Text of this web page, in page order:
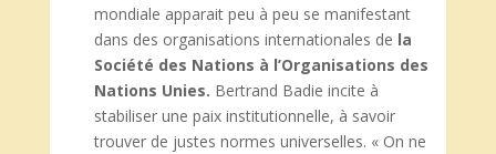
mondiale apparait peu à peu se manifestant
dans des organisations internationales de la
Société des Nations à l’Organisations des
Nations Unies. Bertrand Badie incite à
stabiliser une paix institutionnelle, à savoir
trouver de justes normes universelles. « On ne